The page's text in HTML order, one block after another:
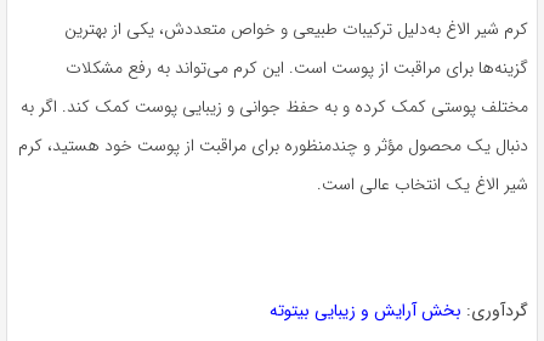
کرم شیر الاغ به‌دلیل ترکیبات طبیعی و خواص متعددش، یکی از بهترین
گزینه‌ها برای مراقبت از پوست است. این کرم می‌تواند به رفع مشکلات
مختلف پوستی کمک کرده و به حفظ جوانی و زیبایی پوست کمک کند. اگر به
دنبال یک محصول مؤثر و چندمنظوره برای مراقبت از پوست خود هستید، کرم
شیر الاغ یک انتخاب عالی است.
گردآوری: بخش آرایش و زیبایی بیتوته